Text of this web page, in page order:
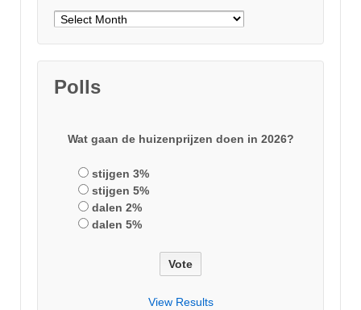
Archieven
Polls
Wat gaan de huizenprijzen doen in 2026?
stijgen 3%
stijgen 5%
dalen 2%
dalen 5%
View Results